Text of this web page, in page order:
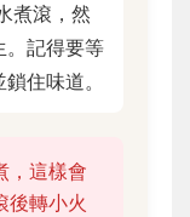
煮滾，然
。記得要等
住味道。
，這樣會
後轉小火